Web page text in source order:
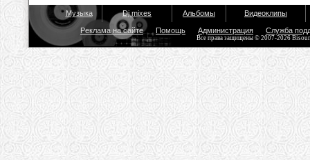
Музыка Dj mixes Альбомы Видеоклипы
Реклама на сайте Помощь Администрация Служба
Все права защищены © 2007-2026